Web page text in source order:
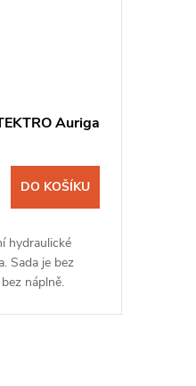
Auriga
DO KOŠÍKU
hydraulické
Sada je bez
náplně.